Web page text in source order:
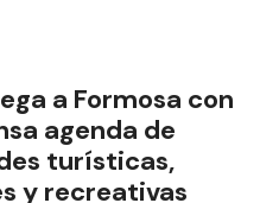
a Formosa con
agenda de
turísticas,
y recreativas